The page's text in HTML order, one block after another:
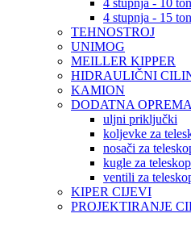
4 stupnja - 10
4 stupnja - 15
TEHNOSTROJ
UNIMOG
MEILLER KIPPER
HIDRAULIČNI
KAMION
DODATNA OPREMA
uljni priključki
koljevke za
nosači za
kugle za
ventili za
KIPER CIJEVI
PROJEKTIRANJE